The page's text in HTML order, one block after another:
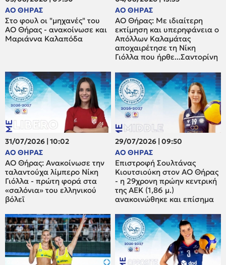
ΑΟ ΘΗΡΑΣ
Στο φουλ οι "μηχανές" του
ΑΟ Θήρας - ανακοίνωσε και
Μαριάννα Καλαπόδα
ΑΟ ΘΗΡΑΣ
ΑΟ Θήρας: Με ιδιαίτερη
εκτίμηση και υπερηφάνεια ο
Απόλλων Καλαμάτας
αποχαιρέτησε τη Νίκη
Γιόλλα που ήρθε...Σαντορίνη
31/07/2026 | 10:02
ΑΟ ΘΗΡΑΣ
ΑΟ Θήρας: Ανακοίνωσε την
ταλαντούχα λίμπερο Νίκη
Γιόλλα - πρώτη φορά στα
«σαλόνια» του ελληνικού
βόλεϊ
29/07/2026 | 09:50
ΑΟ ΘΗΡΑΣ
Επιστροφή Σουλτάνας
Κιουτσιούκη στον ΑΟ Θήρας
- η 29χρονη πρώην κεντρική
της ΑΕΚ (1,86 μ.)
ανακοινώθηκε και επίσημα